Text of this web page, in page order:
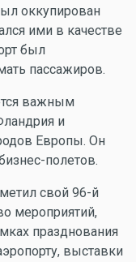
оккупирован
ими в качестве
был
пассажиров.
важным
и
Европы. Он
полетов.
свой 96-й
мероприятий,
празднования
выставки